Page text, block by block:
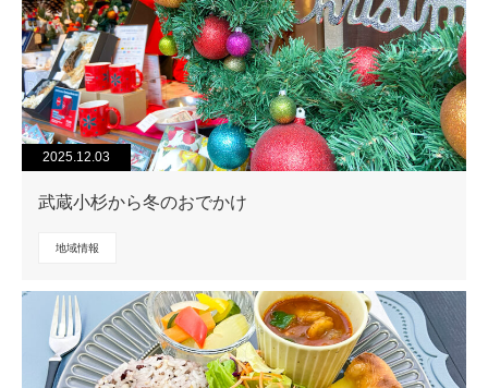
2025.12.03
武蔵小杉から冬のおでかけ
地域情報